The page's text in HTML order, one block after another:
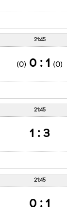
21:45
(0)
1 : 0
(0)
21:45
3 : 1
21:45
1 : 0